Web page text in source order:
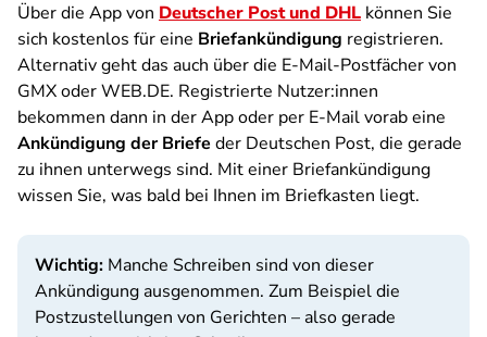
Über die App von Deutscher Post und DHL können Sie
sich kostenlos für eine Briefankündigung registrieren.
Alternativ geht das auch über die E-Mail-Postfächer von
GMX oder WEB.DE. Registrierte Nutzer:innen
bekommen dann in der App oder per E-Mail vorab eine
Ankündigung der Briefe der Deutschen Post, die gerade
zu ihnen unterwegs sind. Mit einer Briefankündigung
wissen Sie, was bald bei Ihnen im Briefkasten liegt.
Wichtig: Manche Schreiben sind von dieser
Ankündigung ausgenommen. Zum Beispiel die
Postzustellungen von Gerichten – also gerade